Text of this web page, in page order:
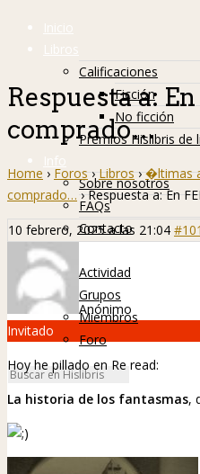
Inicio
Libros
Calificaciones
Ficción
No ficción
Premios Hislibris de
Info
Sobre nosotros
FAQs
Contacto
Hislibreños
Actividad
Grupos
Miembros
Foro
Respuesta a:
comprado…
Home › Foros › Libros › �ltimas
comprado… › Respuesta a: En
10 febrero, 2025 a las 21:04
Anónimo
Invitado
Hoy he pillado en Re read:
La historia de los fantasmas,